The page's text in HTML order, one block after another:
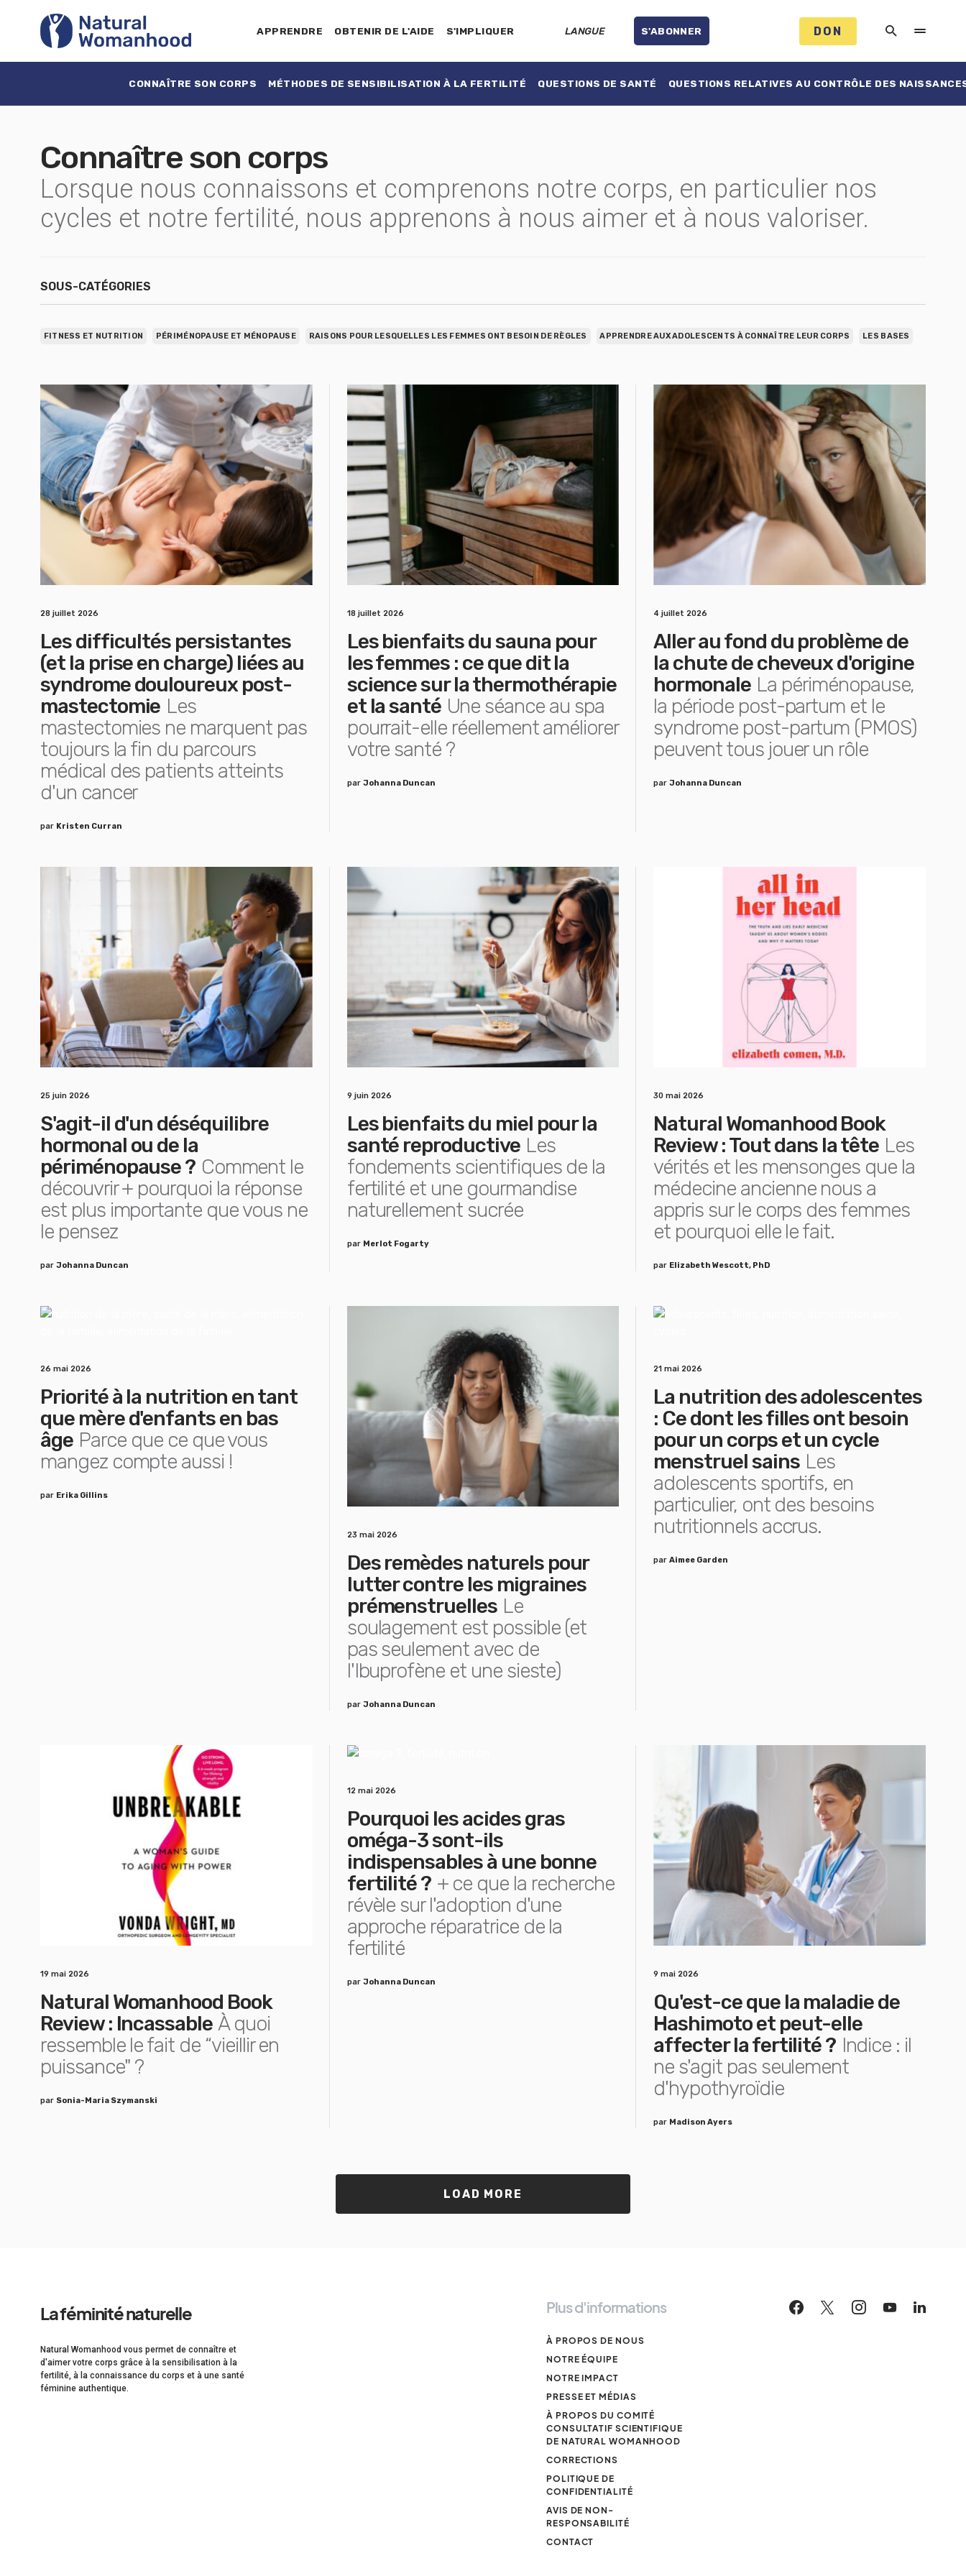
APPRENDRE OBTENIR DE L'AIDE S'IMPLIQUER LANGUE S'ABONNER DON
CONNAÎTRE SON CORPS MÉTHODES DE SENSIBILISATION À LA FERTILITÉ QUESTIONS DE SANTÉ QUESTIONS RELATIVES AU CONTRÔLE DES
Connaître son corps
Lorsque nous connaissons et comprenons notre corps, en particulier nos
cycles et notre fertilité, nous apprenons à nous aimer et à nous valoriser.
SOUS-CATÉGORIES
FITNESS ET NUTRITION PÉRIMÉNOPAUSE ET MÉNOPAUSE RAISONS POUR LESQUELLES LES FEMMES ONT BESOIN DE RÈGLES APPRENDRE AUX ADOLESCENTS À CONNAÎTRE LEUR CORPS LES BASES
28 juillet 2026
Les difficultés persistantes
(et la prise en charge) liées au
syndrome douloureux post-
mastectomie Les
mastectomies ne marquent pas
toujours la fin du parcours
médical des patients atteints
d'un cancer
par Kristen Curran
18 juillet 2026
Les bienfaits du sauna pour
les femmes : ce que dit la
science sur la thermothérapie
et la santé Une séance au spa
pourrait-elle réellement améliorer
votre santé ?
par Johanna Duncan
4 juillet 2026
Aller au fond du problème de
la chute de cheveux d'origine
hormonale La périménopause,
la période post-partum et le
syndrome post-partum (PMOS)
peuvent tous jouer un rôle
par Johanna Duncan
25 juin 2026
S'agit-il d'un déséquilibre
hormonal ou de la
périménopause ? Comment le
découvrir + pourquoi la réponse
est plus importante que vous ne
le pensez
par Johanna Duncan
9 juin 2026
Les bienfaits du miel pour la
santé reproductive Les
fondements scientifiques de la
fertilité et une gourmandise
naturellement sucrée
par Merlot Fogarty
30 mai 2026
Natural Womanhood Book
Review : Tout dans la tête Les
vérités et les mensonges que la
médecine ancienne nous a
appris sur le corps des femmes
et pourquoi elle le fait.
par Elizabeth Wescott, PhD
26 mai 2026
Priorité à la nutrition en tant
que mère d'enfants en bas
âge Parce que ce que vous
mangez compte aussi !
par Erika Gillins
23 mai 2026
Des remèdes naturels pour
lutter contre les migraines
prémenstruelles Le
soulagement est possible (et
pas seulement avec de
l'Ibuprofène et une sieste)
par Johanna Duncan
21 mai 2026
La nutrition des adolescentes
: Ce dont les filles ont besoin
pour un corps et un cycle
menstruel sains Les
adolescents sportifs, en
particulier, ont des besoins
nutritionnels accrus.
par Aimee Garden
19 mai 2026
Natural Womanhood Book
Review : Incassable À quoi
ressemble le fait de “vieillir en
puissance" ?
par Sonia-Maria Szymanski
12 mai 2026
Pourquoi les acides gras
oméga-3 sont-ils
indispensables à une bonne
fertilité ? + ce que la recherche
révèle sur l'adoption d'une
approche réparatrice de la
fertilité
par Johanna Duncan
9 mai 2026
Qu'est-ce que la maladie de
Hashimoto et peut-elle
affecter la fertilité ? Indice : il
ne s'agit pas seulement
d'hypothyroïdie
par Madison Ayers
LOAD MORE
La féminité naturelle
Natural Womanhood vous permet de connaître et
d'aimer votre corps grâce à la sensibilisation à la
fertilité, à la connaissance du corps et à une santé
féminine authentique.
Plus d'informations
À PROPOS DE NOUS
NOTRE ÉQUIPE
NOTRE IMPACT
PRESSE ET MÉDIAS
À PROPOS DU COMITÉ
CONSULTATIF SCIENTIFIQUE
DE NATURAL WOMANHOOD
CORRECTIONS
POLITIQUE DE
CONFIDENTIALITÉ
AVIS DE NON-
RESPONSABILITÉ
CONTACT